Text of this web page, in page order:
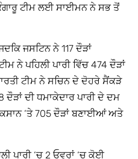
ਟੀਮ ਲਈ ਸਾਈਮਨ ਨੇ ਸਭ ਤੋਂ
ਜਸਟਿਨ ਨੇ 117 ਦੌੜਾਂ
ਪਹਿਲੀ ਪਾਰੀ ਵਿੱਚ 474 ਦੌੜਾਂ
ਟੀਮ ਨੇ ਸਚਿਨ ਦੇ ਦੋਹਰੇ ਸੈਂਕੜੇ
ਦੀ ਧਮਾਕੇਦਾਰ ਪਾਰੀ ਦੇ ਦਮ
‘ਤੇ 705 ਦੌੜਾਂ ਬਣਾਈਆਂ ਅਤੇ
ਪਾਰੀ ‘ਚ 2 ਓਵਰਾਂ ‘ਚ ਕੋਈ